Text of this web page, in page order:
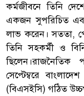
কর্মজীবনে তিনি
একজন সুপরিচিত এবং
লাভ করেন। সততা,
তিনি সহকর্মী ও
সেপ্টেম্বরে
(বিএসইসি) গঠিত